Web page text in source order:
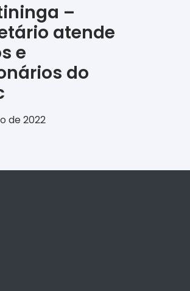
–
atende
e
do
de 2022